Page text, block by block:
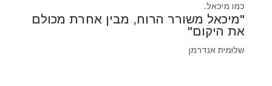
כמו מיכאל.
"מיכאל משורר הרוח, מבין אחרת מכולם
את היקום"
שלומית אנדרמן